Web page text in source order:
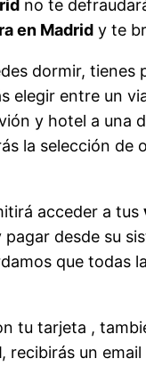
no te
en Madrid y te
dormir,
elegir entre un
y hotel a una
la selección de
acceder a tus
desde su
que todas
tu tarjeta ,
, recibirás un